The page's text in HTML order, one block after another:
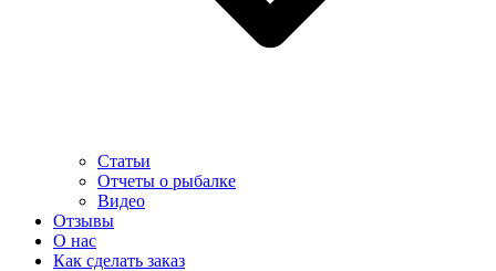
Статьи
Отчеты о рыбалке
Видео
Отзывы
О нас
Как сделать заказ